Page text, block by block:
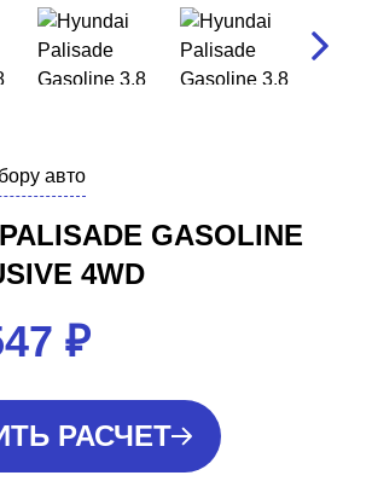
авто
GASOLINE
4WD
₽
РАСЧЕТ